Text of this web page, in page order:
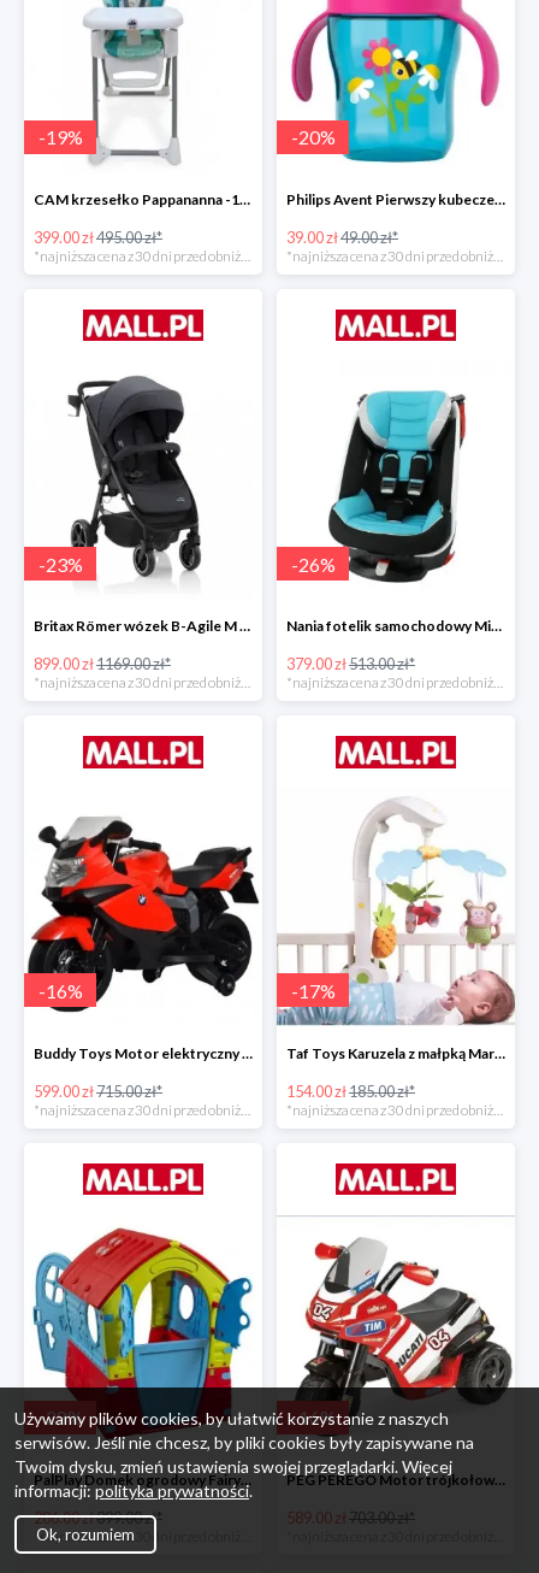
-19%
CAM krzesełko Pappananna -19%
399.00 zł495.00 zł*
*najniższa cena z 30 dni przed obniżką
-20%
Philips Avent Pierwszy kubeczek 260 ml -20%
39.00 zł49.00 zł*
*najniższa cena z 30 dni przed obniżką
-23%
Britax Römer wózek B-Agile M Black Shadow 2020 -23%
899.00 zł1169.00 zł*
*najniższa cena z 30 dni przed obniżką
-26%
Nania fotelik samochodowy Migo Saturn Premium Sky -26%
379.00 zł513.00 zł*
*najniższa cena z 30 dni przed obniżką
-16%
Buddy Toys Motor elektryczny BMW K1300 BEC 6011 -16%
599.00 zł715.00 zł*
-17%
Taf Toys Karuzela z małpką Marco -16%
154.00 zł185.00 zł*
-28%
PalPlay Domek ogrodowy Fairy House -28%
286.00 zł399.00 zł*
-16%
PEG PEREGO Motor trójkołowy Ducati Desmosedici -16%
589.00 zł703.00 zł*
Używamy plików cookies, by ułatwić korzystanie z naszych
serwisów. Jeśli nie chcesz, by pliki cookies były zapisywane na
Twoim dysku, zmień ustawienia swojej przeglądarki. Więcej
informacji:polityka prywatności.
Ok, rozumiem